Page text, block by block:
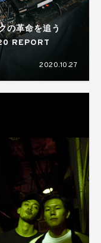
の革命を追う
REPORT
2020.10.27